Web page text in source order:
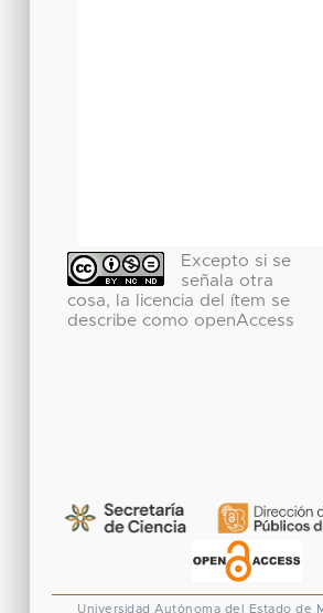
Excepto si se
señala otra
cosa, la licencia del ítem se
describe como openAccess
Universidad Autónoma del Estado de